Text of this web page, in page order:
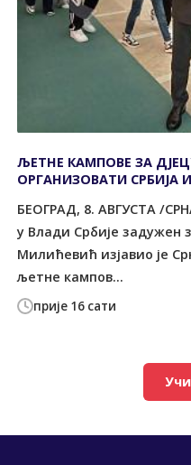
прије 16 сати
ЉЕТНЕ КАМПОВЕ ЗА
ОРГАНИЗОВАТИ СРБИЈА
БЕОГРАД, 8. АВГУСТА /
у Влади Србије задужен
Милићевић изјавио је
љетне кампов...